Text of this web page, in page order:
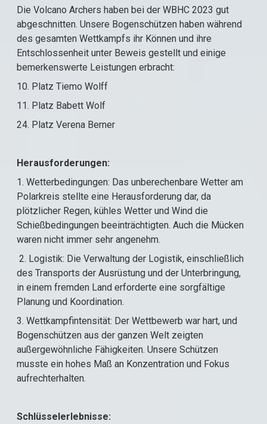
Die Volcano Archers haben bei der WBHC 2023 gut
abgeschnitten. Unsere Bogenschützen haben während
des gesamten Wettkampfs ihr Können und ihre
Entschlossenheit unter Beweis gestellt und einige
bemerkenswerte Leistungen erbracht:
10. Platz Tiemo Wolff
11. Platz Babett Wolf
24. Platz Verena Berner
Herausforderungen:
1. Wetterbedingungen: Das unberechenbare Wetter am
Polarkreis stellte eine Herausforderung dar, da
plötzlicher Regen, kühles Wetter und Wind die
Schießbedingungen beeinträchtigten. Auch die Mücken
waren nicht immer sehr angenehm.
2. Logistik: Die Verwaltung der Logistik, einschließlich
des Transports der Ausrüstung und der Unterbringung,
in einem fremden Land erforderte eine sorgfältige
Planung und Koordination.
3. Wettkampfintensität: Der Wettbewerb war hart, und
Bogenschützen aus der ganzen Welt zeigten
außergewöhnliche Fähigkeiten. Unsere Schützen
musste ein hohes Maß an Konzentration und Fokus
aufrechterhalten.
Schlüsselerlebnisse: